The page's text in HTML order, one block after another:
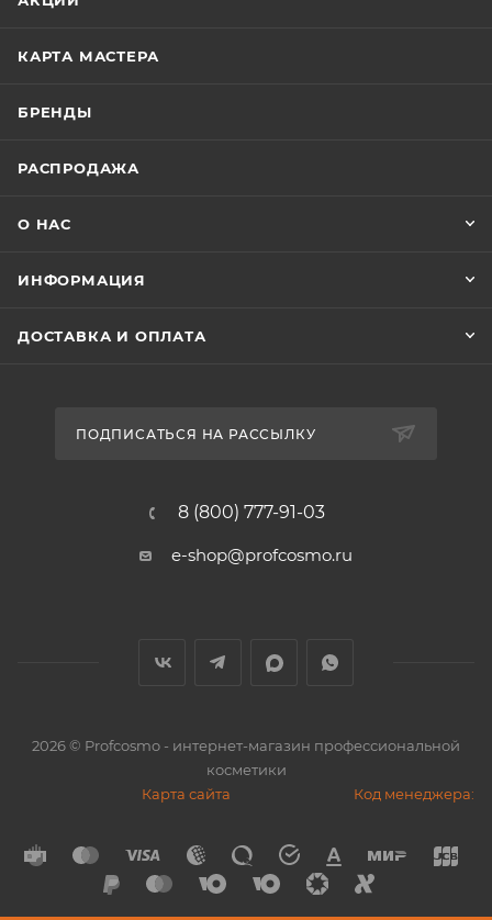
КАРТА МАСТЕРА
БРЕНДЫ
РАСПРОДАЖА
О НАС
ИНФОРМАЦИЯ
ДОСТАВКА И ОПЛАТА
ПОДПИСАТЬСЯ НА РАССЫЛКУ
8 (800) 777-91-03
e-shop@profcosmo.ru
2026© Profcosmo - интернет-магазин профессиональной
косметики
Карта сайта
Код менеджера: